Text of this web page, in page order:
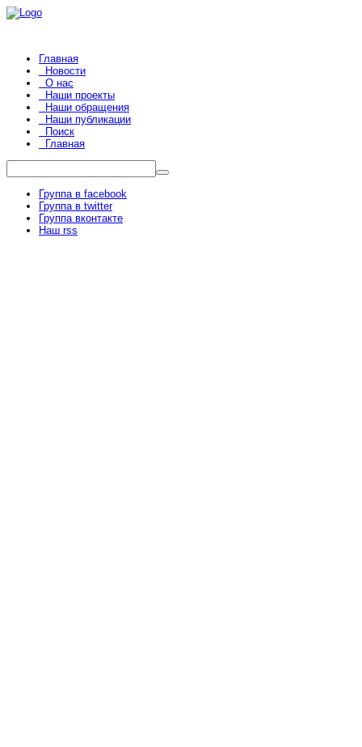
Главная
Новости
О нас
Наши проекты
Наши обращения
Наши публикации
Поиск
Главная
Группа в facebook
Группа в twitter
Группа вконтакте
Наш rss